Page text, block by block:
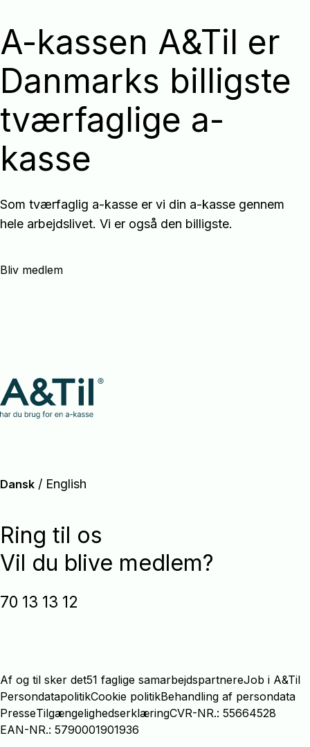
A-kassen A&Til er
Danmarks billigste
tværfaglige a-
kasse
Som tværfaglig a-kasse er vi din a-kasse gennem
hele arbejdslivet. Vi er også den billigste.
Bliv medlem
Dansk / English
Ring til os
Vil du blive medlem?
70 13 13 12
Af og til sker det51 faglige samarbejdspartnereJob i A&Til
PersondatapolitikCookie politikBehandling af persondata
PresseTilgængelighedserklæringCVR-NR.: 55664528
EAN-NR.: 5790001901936